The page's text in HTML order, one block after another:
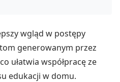
wgląd w postępy
generowanym przez
ułatwia współpracę ze
edukacji w domu.